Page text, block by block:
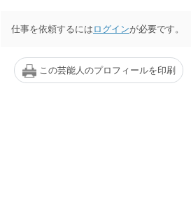
仕事を依頼するには ログインが必要です。
この芸能人のプロフィールを印刷